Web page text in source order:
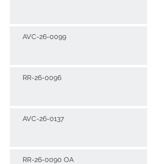
AVC-26-0099
RR-26-0096
AVC-26-0137
RR-26-0090 OA